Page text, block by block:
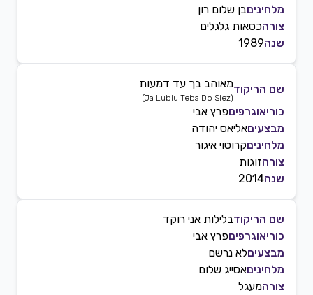
מלחיניםבן שלום רון
צורהכסאות גלגלים
שנה1989
שם הריקודמאוהב בך עד דמעות
(
Ja Lublu Teba Do Slez
)
כוריאוגרפיםפרץ אבי
מבצעיםאליאס יהודה
מלחיניםקרוטוי איגור
צורהזוגות
שנה2014
שם הריקודבלילות אני רוקד
כוריאוגרפיםפרץ אבי
מבצעיםלא נרשם
מלחיניםאסייג שלום
צורהמעגל